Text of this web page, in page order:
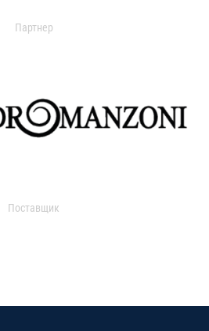
Партнер
Поставщик